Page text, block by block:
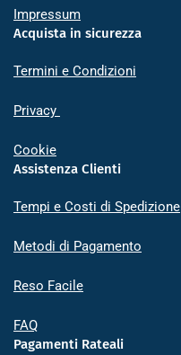
Impressum
Acquista in sicurezza
Termini e Condizioni
Privacy
Cookie
Assistenza Clienti
Tempi e Costi di Spedizione
Metodi di Pagamento
Reso Facile
FAQ
Pagamenti Rateali